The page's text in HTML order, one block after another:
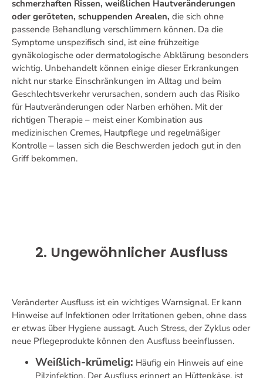
schmerzhaften Rissen, weißlichen Hautveränderungen
oder geröteten, schuppenden Arealen, die sich ohne
passende Behandlung verschlimmern können. Da die
Symptome unspezifisch sind, ist eine frühzeitige
gynäkologische oder dermatologische Abklärung besonders
wichtig. Unbehandelt können einige dieser Erkrankungen
nicht nur starke Einschränkungen im Alltag und beim
Geschlechtsverkehr verursachen, sondern auch das Risiko
für Hautveränderungen oder Narben erhöhen. Mit der
richtigen Therapie – meist einer Kombination aus
medizinischen Cremes, Hautpflege und regelmäßiger
Kontrolle – lassen sich die Beschwerden jedoch gut in den
Griff bekommen.
2. Ungewöhnlicher Ausfluss
Veränderter Ausfluss ist ein wichtiges Warnsignal. Er kann
Hinweise auf Infektionen oder Irritationen geben, ohne dass
er etwas über Hygiene aussagt. Auch Stress, der Zyklus oder
neue Pflegeprodukte können den Ausfluss beeinflussen.
Weißlich-krümelig: Häufig ein Hinweis auf eine